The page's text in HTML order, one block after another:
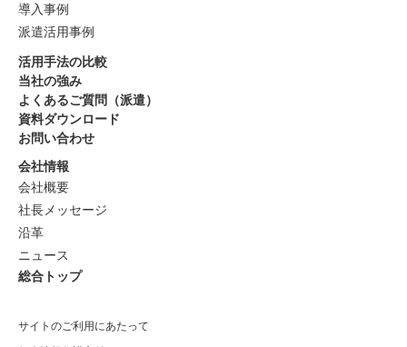
導入事例
派遣活用事例
活用手法の比較
当社の強み
よくあるご質問（派遣）
資料ダウンロード
お問い合わせ
会社情報
会社概要
社長メッセージ
沿革
ニュース
総合トップ
サイトのご利用にあたって